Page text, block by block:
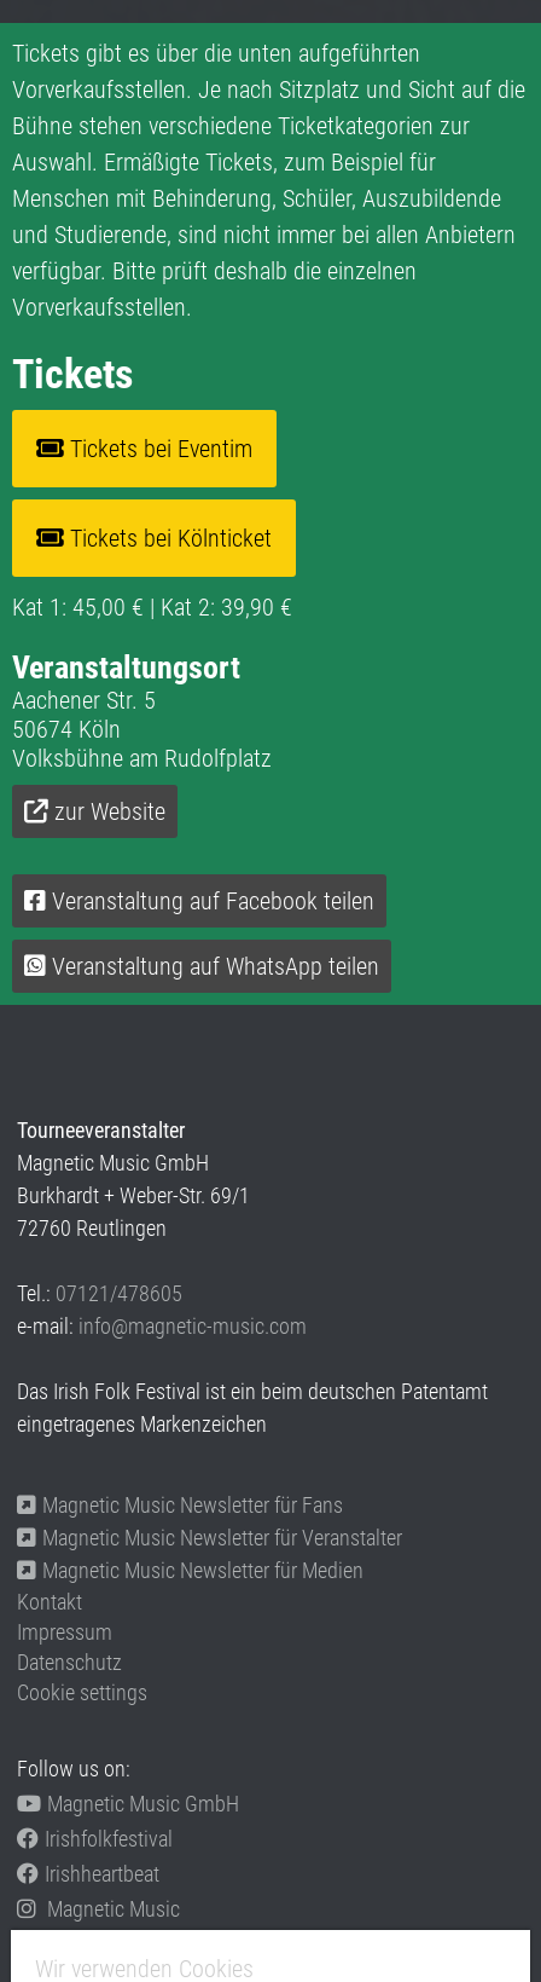
Tickets gibt es über die unten aufgeführten
Vorverkaufsstellen. Je nach Sitzplatz und Sicht auf die
Bühne stehen verschiedene Ticketkategorien zur
Auswahl. Ermäßigte Tickets, zum Beispiel für
Menschen mit Behinderung, Schüler, Auszubildende
und Studierende, sind nicht immer bei allen Anbietern
verfügbar. Bitte prüft deshalb die einzelnen
Vorverkaufsstellen.
Tickets
Tickets bei Eventim
Tickets bei Kölnticket
Kat 1: 45,00 € | Kat 2: 39,90 €
Veranstaltungsort
Aachener Str. 5
50674 Köln
Volksbühne am Rudolfplatz
zur Website
Veranstaltung auf Facebook teilen
Veranstaltung auf WhatsApp teilen
Tourneeveranstalter
Magnetic Music GmbH
Burkhardt + Weber-Str. 69/1
72760 Reutlingen
Tel.: 07121/478605
e-mail: info@magnetic-music.com
Das Irish Folk Festival ist ein beim deutschen Patentamt
eingetragenes Markenzeichen
Magnetic Music Newsletter für Fans
Magnetic Music Newsletter für Veranstalter
Magnetic Music Newsletter für Medien
Kontakt
Impressum
Datenschutz
Cookie settings
Follow us on:
Magnetic Music GmbH
Irishfolkfestival
Irishheartbeat
Magnetic Music
Informieren Sie sich auch über unsere anderen
Wir verwenden Cookies